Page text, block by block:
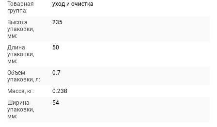
Товарная
группа:
уход и очистка
Высота
упаковки,
мм:
235
Длина
упаковки,
мм:
50
Объем
упаковки, л:
0.7
Масса, кг:
0.238
Ширина
упаковки,
мм:
54